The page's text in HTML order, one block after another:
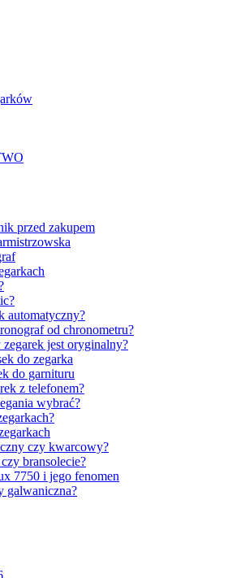
przed zakupem
automatyczny?
od chronometru?
jest oryginalny?
do zegarka
do garnituru
z telefonem?
wybrać?
czy kwarcowy?
bransolecie?
7750 i jego fenomen
galwaniczna?